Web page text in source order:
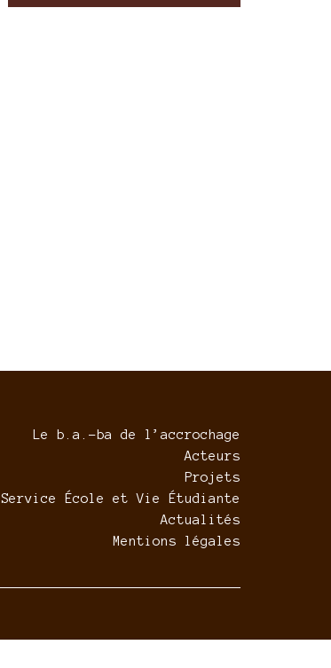
Le b.a.-ba de l’accrochage
Acteurs
Projets
Service École et Vie Étudiante
Actualités
Mentions légales